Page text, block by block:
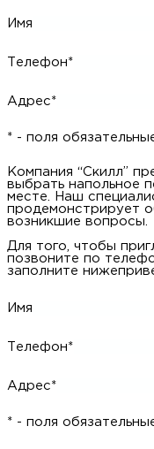
Имя
Телефон*
Адрес*
* - поля
Компания “Скилл”
выбрать напольное
месте. Наш
продемонстрирует
возникшие вопросы.
Для того, чтобы
позвоните по
заполните
Имя
Телефон*
Адрес*
* - поля